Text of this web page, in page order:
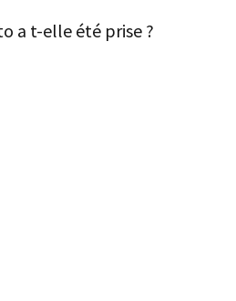
a t-elle été prise ?